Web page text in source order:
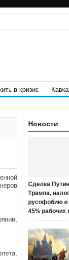
в кризис
Новости
Сделка
Трампа,
русофобию и
45% рабочих